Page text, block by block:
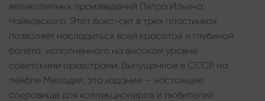
великолепных произведений Петра Ильича
Чайковского. Этот бокс-сет в трех пластинках
позволяет насладиться всей красотой и глубиной
балета, исполненного на высоком уровне
советскими оркестрами. Выпущенное в СССР на
лейбле Мелодия, это издание — настоящее
сокровище для коллекционеров и любителей